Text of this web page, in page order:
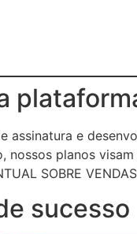
assinatura e
nossos planos
SOBRE
sucesso